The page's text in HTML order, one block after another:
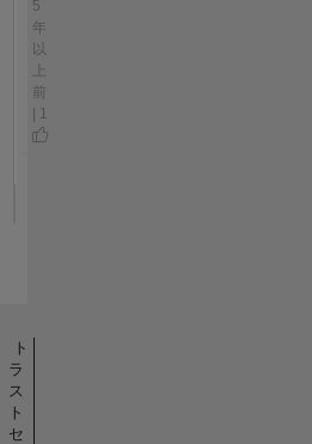
5
年
以
前
| 1
ト
ラ
ス
ト
セ